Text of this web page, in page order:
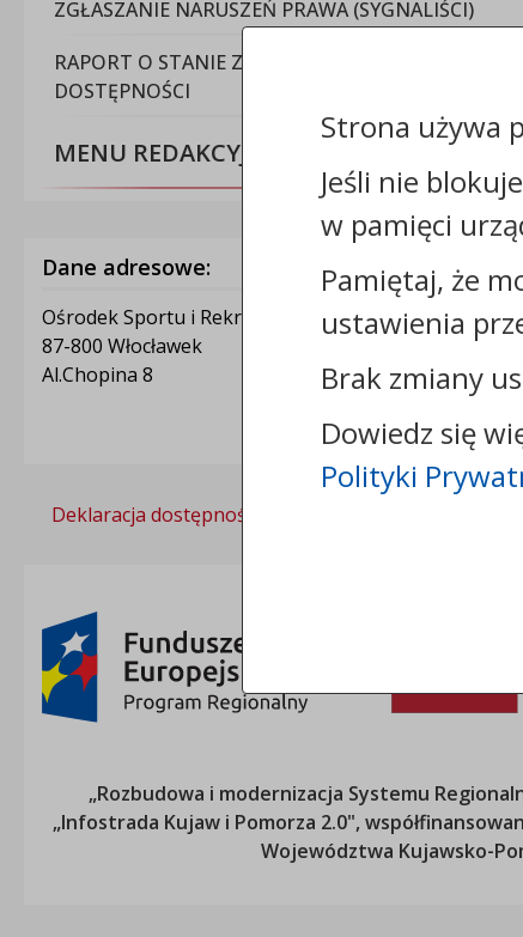
ZGŁASZANIE NARUSZEŃ PRAWA (SYGNALIŚCI)
RAPORT O STANIE ZAPEWNIENIA
DOSTĘPNOŚCI
MENU REDAKCYJNE
Dane adresowe:
Ośrodek Sportu i Rekreacji
87-800 Włocławek
Al.Chopina 8
Deklaracja dostępności
„Rozbudowa i modernizacja Systemu
„Infostrada Kujaw i Pomorza 2.0",
Województwa Kujawsko-
Strona używa
Jeśli nie
w pamięci
Pamiętaj, że
ustawienia
Brak zmiany
Dowiedz się
Polityki